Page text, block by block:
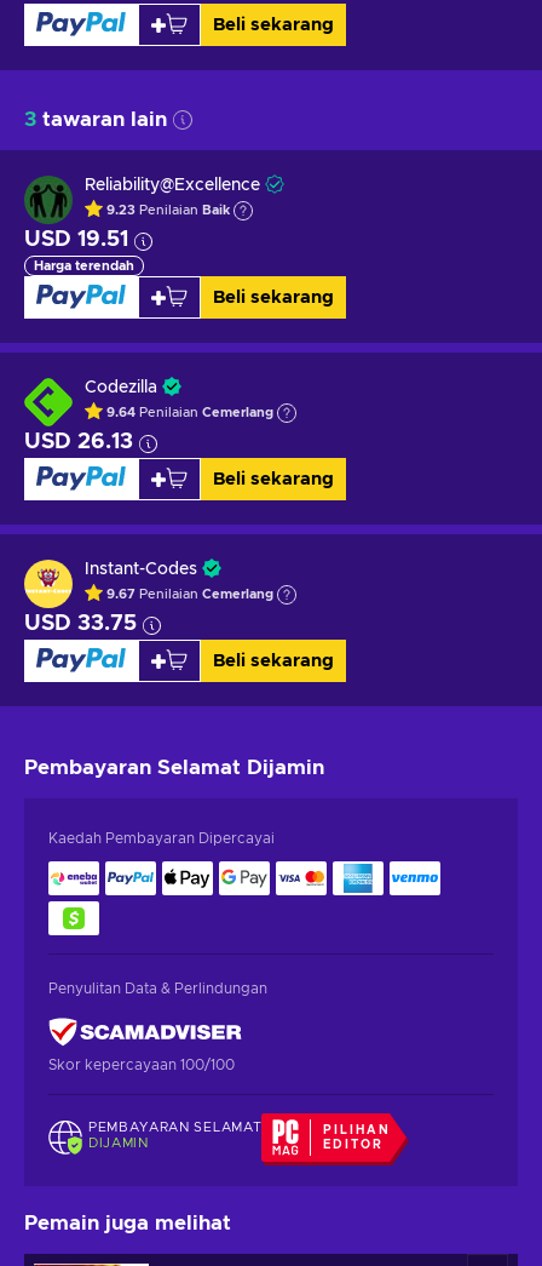
Beli sekarang
3 tawaran lain
Reliability@Excellence
9.23 Penilaian Baik
USD 19.51
Harga terendah
Beli sekarang
Codezilla
9.64 Penilaian Cemerlang
USD 26.13
Beli sekarang
Instant-Codes
9.67 Penilaian Cemerlang
USD 33.75
Beli sekarang
Pembayaran Selamat Dijamin
Kaedah Pembayaran Dipercayai
Penyulitan Data & Perlindungan
Skor kepercayaan 100/100
PEMBAYARAN SELAMAT
DIJAMIN
PILIHAN
EDITOR
Pemain juga melihat